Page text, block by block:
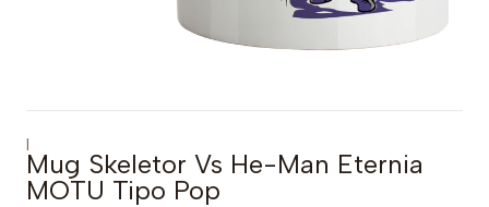
|
Mug Skeletor Vs He-Man Eternia
MOTU Tipo Pop